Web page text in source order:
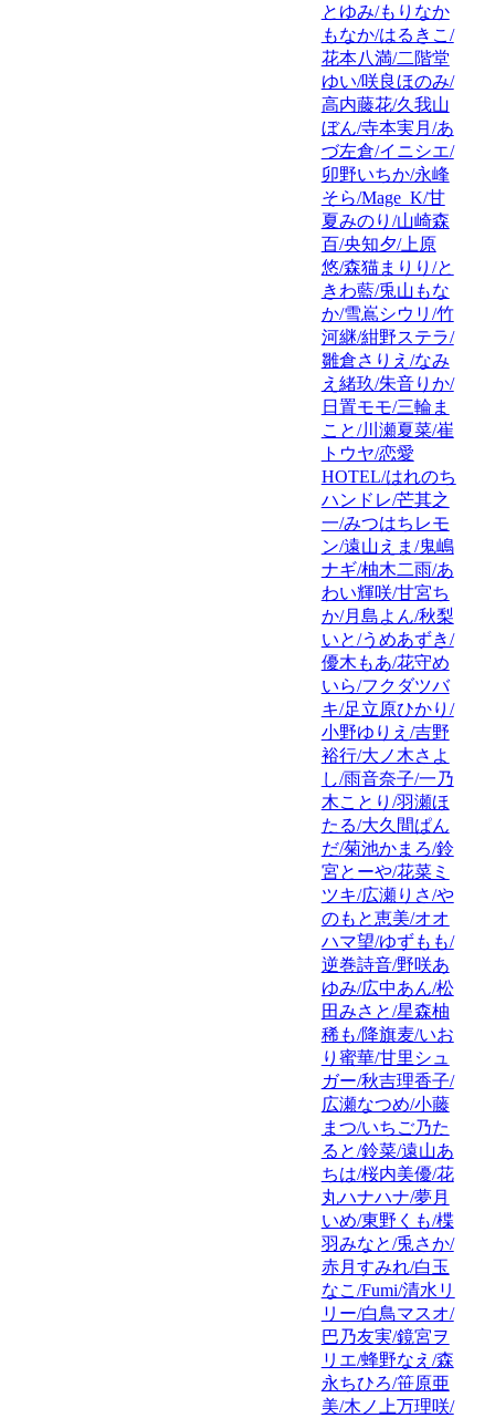
とゆみ/もりなか
もなか/はるきこ/
花本八満/二階堂
ゆい/咲良ほのみ/
高内藤花/久我山
ぼん/寺本実月/あ
づ左倉/イニシエ/
卯野いちか/永峰
そら/Mage_K/甘
夏みのり/山崎森
百/央知夕/上原
悠/森猫まりり/と
きわ藍/兎山もな
か/雪嶌シウリ/竹
河継/紺野ステラ/
雛倉さりえ/なみ
え緒玖/朱音りか/
日置モモ/三輪ま
こと/川瀬夏菜/崔
トウヤ/恋愛
HOTEL/はれのち
ハンドレ/芒其之
一/みつはちレモ
ン/遠山えま/鬼嶋
ナギ/柚木二雨/あ
わい輝咲/甘宮ち
か/月島よん/秋梨
いと/うめあずき/
優木もあ/花守め
いら/フクダツバ
キ/足立原ひかり/
小野ゆりえ/吉野
裕行/大ノ木さよ
し/雨音奈子/一乃
木ことり/羽瀬ほ
たる/大久間ぱん
だ/菊池かまろ/鈴
宮とーや/花菜ミ
ツキ/広瀬りさ/や
のもと恵美/オオ
ハマ望/ゆずもも/
逆巻詩音/野咲あ
ゆみ/広中あん/松
田みさと/星森柚
稀も/降旗麦/いお
り蜜華/甘里シュ
ガー/秋吉理香子/
広瀬なつめ/小藤
まつ/いちご乃た
ると/鈴菜/遠山あ
ちは/桜内美優/花
丸ハナハナ/夢月
いめ/東野くも/楪
羽みなと/兎さか/
赤月すみれ/白玉
なこ/Fumi/清水リ
リー/白鳥マスオ/
巴乃友実/鏡宮ヲ
リエ/蜂野なえ/森
永ちひろ/笹原亜
美/木ノ上万理咲/